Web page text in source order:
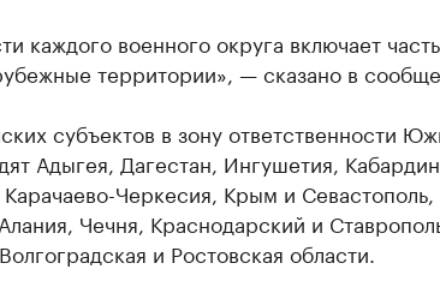
каждого военного округа включает часть
территории», — сказано в
субъектов в зону ответственности
Адыгея, Дагестан, Ингушетия,
Черкесия, Крым и Севастополь,
Чечня, Краснодарский и
и Ростовская области.